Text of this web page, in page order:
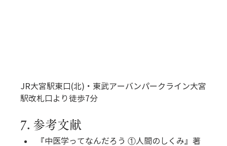
JR大宮駅東口(北)・東武アーバンパークライン大宮
駅改札口より徒歩7分
7. 参考文献
『中医学ってなんだろう ①人間のしくみ』著